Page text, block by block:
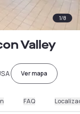
1/8
Valley
Ver mapa
FAQ